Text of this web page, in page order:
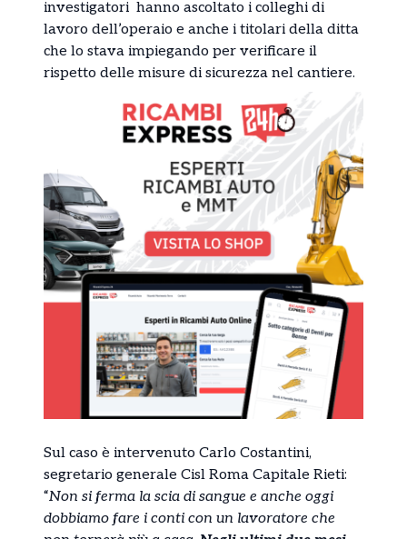
investigatori hanno ascoltato i colleghi di
lavoro dell’operaio e anche i titolari della ditta
che lo stava impiegando per verificare il
rispetto delle misure di sicurezza nel cantiere.
Sul caso è intervenuto Carlo Costantini,
segretario generale Cisl Roma Capitale Rieti:
“Non si ferma la scia di sangue e anche oggi
dobbiamo fare i conti con un lavoratore che